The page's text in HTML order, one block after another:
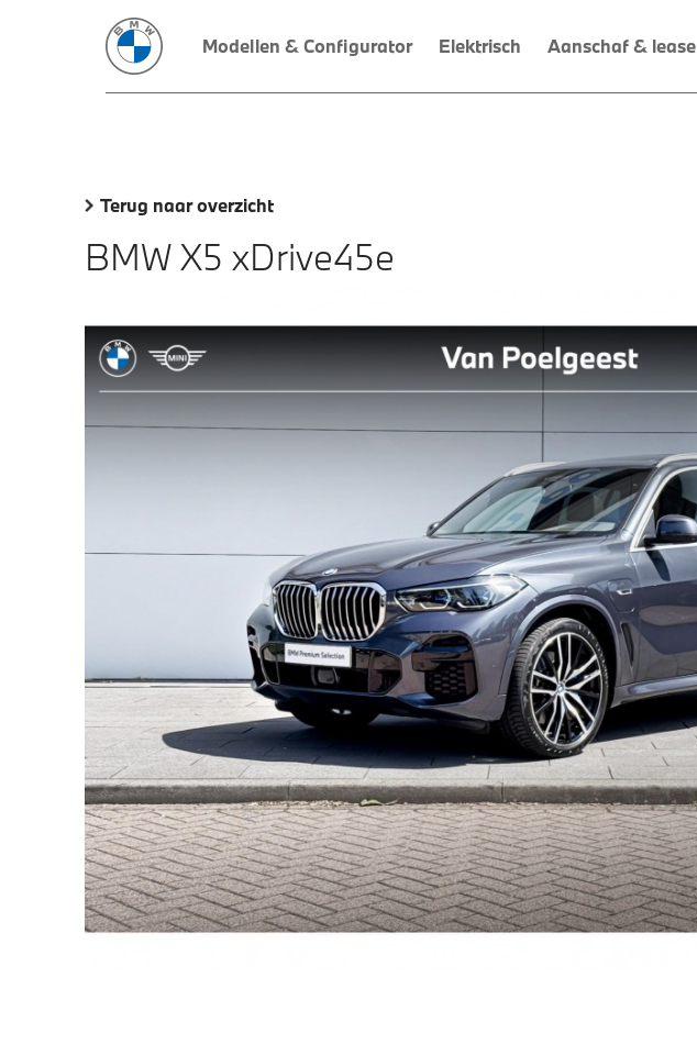
Modellen & Configurator Elektrisch Aanschaf & lease
Terug naar overzicht
BMW X5 xDrive45e